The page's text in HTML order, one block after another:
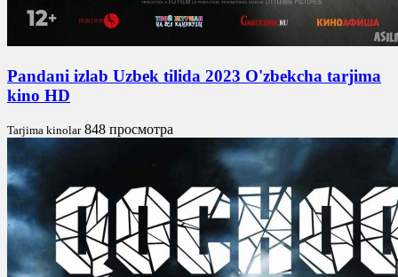
Pandani izlab Uzbek tilida 2023 O'zbekcha tarjima
kino HD
Tarjima kinolar 848 просмотра